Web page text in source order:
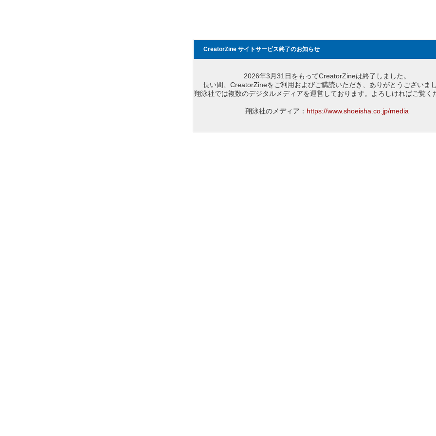
CreatorZine サイトサービス終了のお知らせ
2026年3月31日をもってCreatorZineは終了しました。
長い間、CreatorZineをご利用およびご購読いただき、ありがとうございまし
翔泳社では複数のデジタルメディアを運営しております。よろしければご覧く
翔泳社のメディア： https://www.shoeisha.co.jp/media